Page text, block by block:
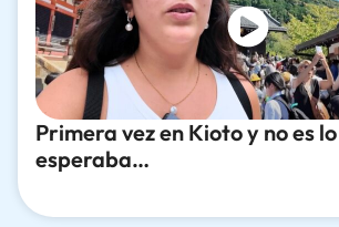
Primera vez en Kioto y no es
esperaba…